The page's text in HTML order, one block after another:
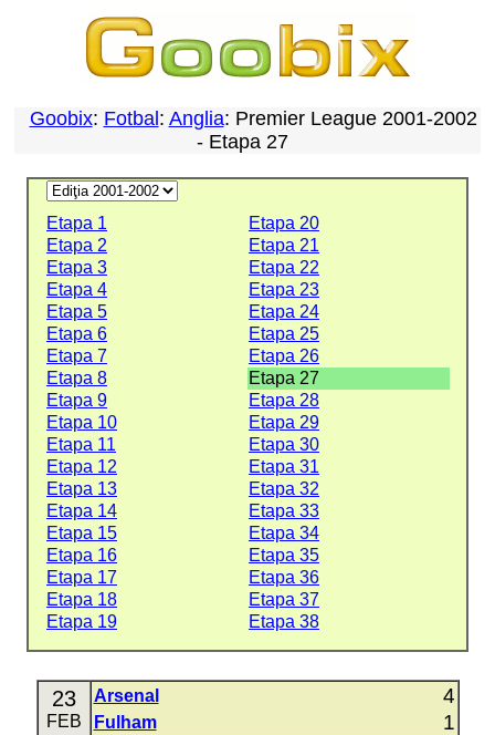
Goobix: Fotbal : Anglia: Premier League 2001-2002
- Etapa 27
Etapa 1
Etapa 20
Etapa 2
Etapa 21
Etapa 3
Etapa 22
Etapa 4
Etapa 23
Etapa 5
Etapa 24
Etapa 6
Etapa 25
Etapa 7
Etapa 26
Etapa 8
Etapa 27
Etapa 9
Etapa 28
Etapa 10
Etapa 29
Etapa 11
Etapa 30
Etapa 12
Etapa 31
Etapa 13
Etapa 32
Etapa 14
Etapa 33
Etapa 15
Etapa 34
Etapa 16
Etapa 35
Etapa 17
Etapa 36
Etapa 18
Etapa 37
Etapa 19
Etapa 38
23
FEB
Arsenal 4
Fulham 1